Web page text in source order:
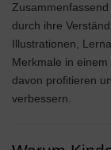
durch ihre
Illustrationen,
Merkmale in
davon profitieren
verbessern.